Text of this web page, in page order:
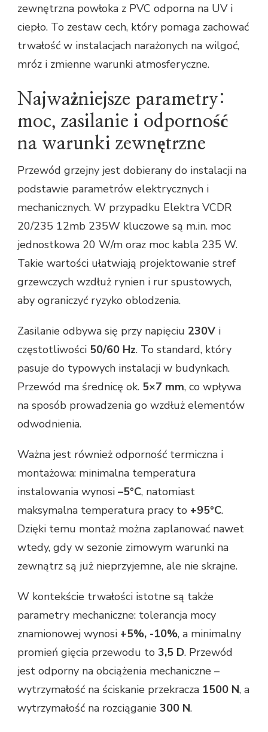
zewnętrzna powłoka z PVC odporna na UV i
ciepło. To zestaw cech, który pomaga zachować
trwałość w instalacjach narażonych na wilgoć,
mróz i zmienne warunki atmosferyczne.
Najważniejsze parametry:
moc, zasilanie i odporność
na warunki zewnętrzne
Przewód grzejny jest dobierany do instalacji na
podstawie parametrów elektrycznych i
mechanicznych. W przypadku Elektra VCDR
20/235 12mb 235W kluczowe są m.in. moc
jednostkowa 20 W/m oraz moc kabla 235 W.
Takie wartości ułatwiają projektowanie stref
grzewczych wzdłuż rynien i rur spustowych,
aby ograniczyć ryzyko oblodzenia.
Zasilanie odbywa się przy napięciu 230V i
częstotliwości 50/60 Hz. To standard, który
pasuje do typowych instalacji w budynkach.
Przewód ma średnicę ok. 5×7 mm, co wpływa
na sposób prowadzenia go wzdłuż elementów
odwodnienia.
Ważna jest również odporność termiczna i
montażowa: minimalna temperatura
instalowania wynosi –5°C, natomiast
maksymalna temperatura pracy to +95°C.
Dzięki temu montaż można zaplanować nawet
wtedy, gdy w sezonie zimowym warunki na
zewnątrz są już nieprzyjemne, ale nie skrajne.
W kontekście trwałości istotne są także
parametry mechaniczne: tolerancja mocy
znamionowej wynosi +5%, -10%, a minimalny
promień gięcia przewodu to 3,5 D. Przewód
jest odporny na obciążenia mechaniczne –
wytrzymałość na ściskanie przekracza 1500 N, a
wytrzymałość na rozciąganie 300 N.